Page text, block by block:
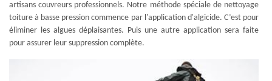
artisans couvreurs professionnels. Notre méthode spéciale de nettoyage
toiture à basse pression commence par l'application d'algicide. C’est pour
éliminer les algues déplaisantes. Puis une autre application sera faite
pour assurer leur suppression complète.